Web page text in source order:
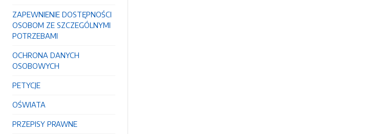
ZAPEWNIENIE DOSTĘPNOŚCI
OSOBOM ZE SZCZEGÓLNYMI
POTRZEBAMI
OCHRONA DANYCH
OSOBOWYCH
PETYCJE
OŚWIATA
PRZEPISY PRAWNE